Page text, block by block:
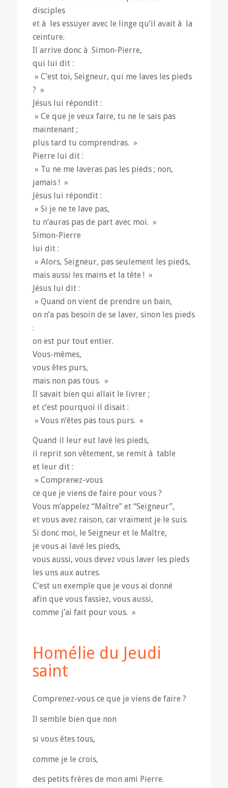
disciples
et à les essuyer avec le linge qu’il avait à la
ceinture.
Il arrive donc à Simon-Pierre,
qui lui dit :
» C’est toi, Seigneur, qui me laves les pieds
? »
Jésus lui répondit :
» Ce que je veux faire, tu ne le sais pas
maintenant ;
plus tard tu comprendras. »
Pierre lui dit :
» Tu ne me laveras pas les pieds ; non,
jamais ! »
Jésus lui répondit :
» Si je ne te lave pas,
tu n’auras pas de part avec moi. »
Simon-Pierre
lui dit :
» Alors, Seigneur, pas seulement les pieds,
mais aussi les mains et la tête ! »
Jésus lui dit :
» Quand on vient de prendre un bain,
on n’a pas besoin de se laver, sinon les pieds
:
on est pur tout entier.
Vous-mêmes,
vous êtes purs,
mais non pas tous. »
Il savait bien qui allait le livrer ;
et c’est pourquoi il disait :
» Vous n’êtes pas tous purs. »
Quand il leur eut lavé les pieds,
il reprit son vêtement, se remit à table
et leur dit :
» Comprenez-vous
ce que je viens de faire pour vous ?
Vous m’appelez “Maître” et “Seigneur”,
et vous avez raison, car vraiment je le suis.
Si donc moi, le Seigneur et le Maître,
je vous ai lavé les pieds,
vous aussi, vous devez vous laver les pieds
les uns aux autres.
C’est un exemple que je vous ai donné
afin que vous fassiez, vous aussi,
comme j’ai fait pour vous. »
Homélie du Jeudi
saint
Comprenez-vous ce que je viens de faire ?
Il semble bien que non
si vous êtes tous,
comme je le crois,
des petits frères de mon ami Pierre.